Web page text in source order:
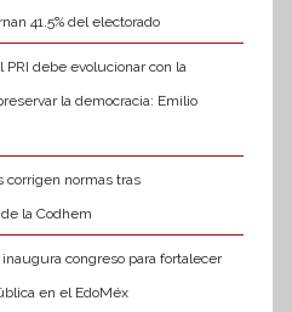
41.5% del electorado
PRI debe evolucionar con la
la democracia: Emilio
normas tras
la Codhem
congreso para fortalecer
en el EdoMéx